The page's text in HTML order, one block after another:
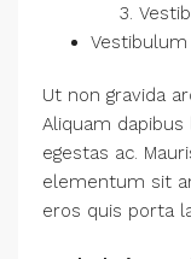
Ut non gravida
Aliquam
egestas ac.
elementum sit
eros quis porta